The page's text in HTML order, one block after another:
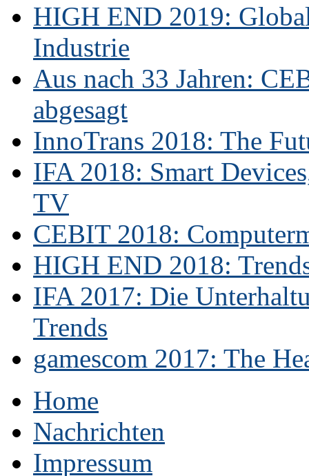
HIGH END 2019:
Industrie
Aus nach 33 Jahren:
abgesagt
InnoTrans 2018: The
IFA 2018: Smart
TV
CEBIT 2018:
HIGH END 2018:
IFA 2017: Die
Trends
gamescom 2017: The
Home
Nachrichten
Impressum